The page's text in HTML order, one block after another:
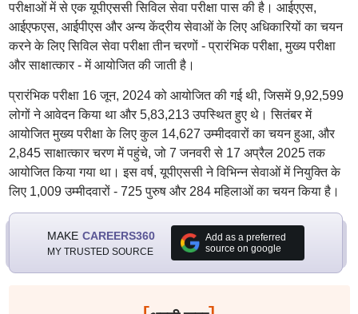
परीक्षाओं में से एक यूपीएससी सिविल सेवा परीक्षा पास की है। आईएएस,
आईएफएस, आईपीएस और अन्य केंद्रीय सेवाओं के लिए अधिकारियों का चयन
करने के लिए सिविल सेवा परीक्षा तीन चरणों - प्रारंभिक परीक्षा, मुख्य परीक्षा
और साक्षात्कार - में आयोजित की जाती है।
प्रारंभिक परीक्षा 16 जून, 2024 को आयोजित की गई थी, जिसमें 9,92,599
लोगों ने आवेदन किया था और 5,83,213 उपस्थित हुए थे। सितंबर में
आयोजित मुख्य परीक्षा के लिए कुल 14,627 उम्मीदवारों का चयन हुआ, और
2,845 साक्षात्कार चरण में पहुंचे, जो 7 जनवरी से 17 अप्रैल 2025 तक
आयोजित किया गया था। इस वर्ष, यूपीएससी ने विभिन्न सेवाओं में नियुक्ति के
लिए 1,009 उम्मीदवारों - 725 पुरुष और 284 महिलाओं का चयन किया है।
MAKE CAREERS360
MY TRUSTED SOURCE
Add as a preferred
source on google